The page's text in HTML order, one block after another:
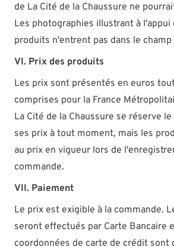
de La Cité de la Chaussure ne
Les photographies illustrant à l'appui
produits n'entrent pas dans le
VI. Prix des produits
Les prix sont présentés en euros
comprises pour la France
La Cité de la Chaussure se réserve
ses prix à tout moment, mais les
au prix en vigueur lors de
commande.
VII. Paiement
Le prix est exigible à la commande.
seront effectués par Carte Bancaire
coordonnées de carte de crédit sont